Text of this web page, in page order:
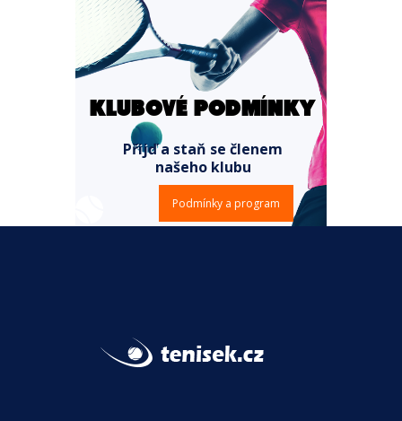
KLUBOVÉ PODMÍNKY
Přijď a staň se členem
našeho klubu
Podmínky a program